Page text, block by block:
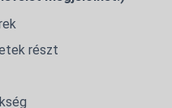
részt